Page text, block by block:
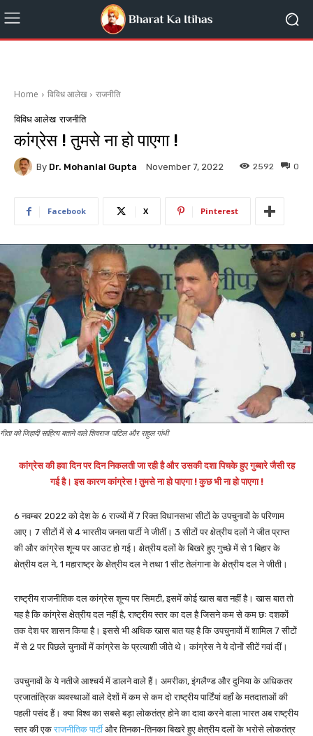
Home विविध आलेख राजनीति
विविध आलेख राजनीति
कांग्रेस ! तुमसे ना हो पाएगा !
By Dr. Mohanlal Gupta November 7, 2022 0
2592
Facebook X Pinterest
गीता को जिहादी साहित्य बताने वाले शिवराज पाटिल और राहुल गांधी
कांग्रेस की हवा दिन पर दिन निकलती जा रही है और उसकी दशा पिचके हुए गुब्बारे जैसी रह
गई है। इस कारण कांग्रेस ! तुमसे ना हो पाएगा ! कुछ भी ना हो पाएगा !
6 नवम्बर 2022 को देश के 6 राज्यों में 7 रिक्त विधानसभा सीटों के उपचुनावों के परिणाम
आए। 7 सीटों में से 4 भारतीय जनता पार्टी ने जीतीं। 3 सीटों पर क्षेत्रीय दलों ने जीत प्राप्त
की और कांग्रेस शून्य पर आउट हो गई। क्षेत्रीय दलों के बिखरे हुए गुच्छे में से 1 बिहार के
क्षेत्रीय दल ने, 1 महाराष्ट्र के क्षेत्रीय दल ने तथा 1 सीट तेलंगाना के क्षेत्रीय दल ने जीती।
राष्ट्रीय राजनीतिक दल कांग्रेस शून्य पर सिमटी, इसमें कोई खास बात नहीं है। खास बात तो
यह है कि कांग्रेस क्षेत्रीय दल नहीं है, राष्ट्रीय स्तर का दल है जिसने कम से कम छः दशकों
तक देश पर शासन किया है। इससे भी अधिक खास बात यह है कि उपचुनावों में शामिल 7 सीटों
में से 2 पर पिछले चुनावों में कांग्रेस के प्रत्याशी जीते थे। कांग्रेस ने ये दोनों सीटें गवां दीं।
उपचुनावों के ये नतीजे आश्चर्य में डालने वाले हैं। अमरीका, इंगलैण्ड और दुनिया के अधिकतर
प्रजातांत्रिक व्यवस्थाओं वाले देशों में कम से कम दो राष्ट्रीय पार्टिंयां वहाँ के मतदाताओं की
पहली पसंद हैं। क्या विश्व का सबसे बड़ा लोकतंत्र होने का दावा करने वाला भारत अब राष्ट्रीय
स्तर की एक राजनीतिक पार्टी और तिनका-तिनका बिखरे हुए क्षेत्रीय दलों के भरोसे लोकतंत्र